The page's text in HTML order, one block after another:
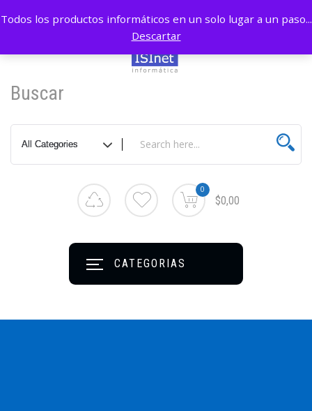
Buscar
0
$0,00
CATEGORIAS
Todos los productos informáticos en un solo lugar a un paso...
Descartar